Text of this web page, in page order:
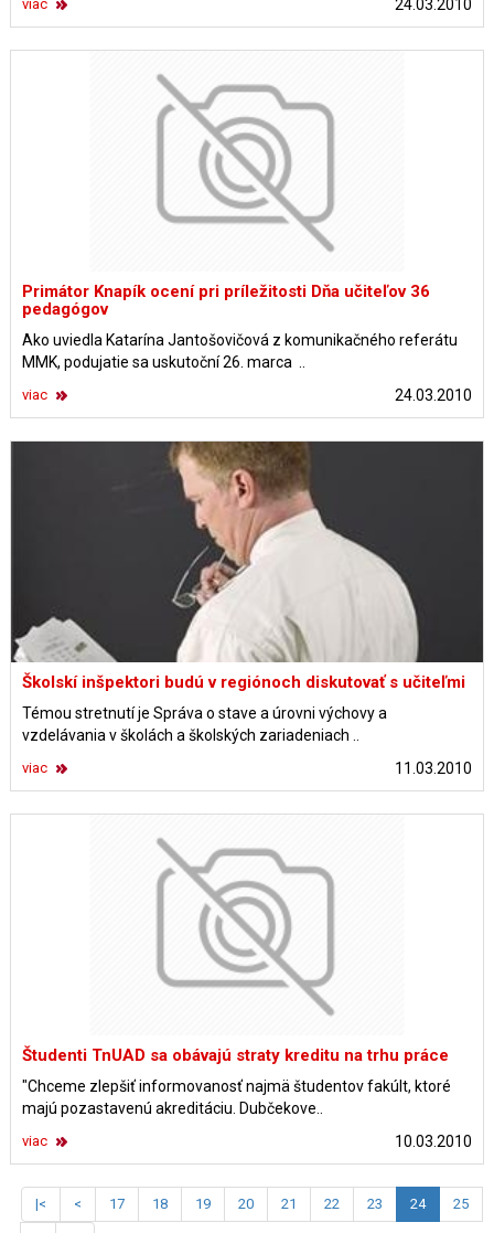
24.03.2010
viac
Primátor Knapík ocení pri príležitosti Dňa učiteľov 36
pedagógov
Ako uviedla Katarína Jantošovičová z komunikačného referátu
MMK, podujatie sa uskutoční 26. marca ..
24.03.2010
viac
Školskí inšpektori budú v regiónoch diskutovať s učiteľmi
Témou stretnutí je Správa o stave a úrovni výchovy a
vzdelávania v školách a školských zariadeniach ..
11.03.2010
viac
Študenti TnUAD sa obávajú straty kreditu na trhu práce
"Chceme zlepšiť informovanosť najmä študentov fakúlt, ktoré
majú pozastavenú akreditáciu. Dubčekove..
10.03.2010
viac
|< < 17 18 19 20 21 22 23 24 25